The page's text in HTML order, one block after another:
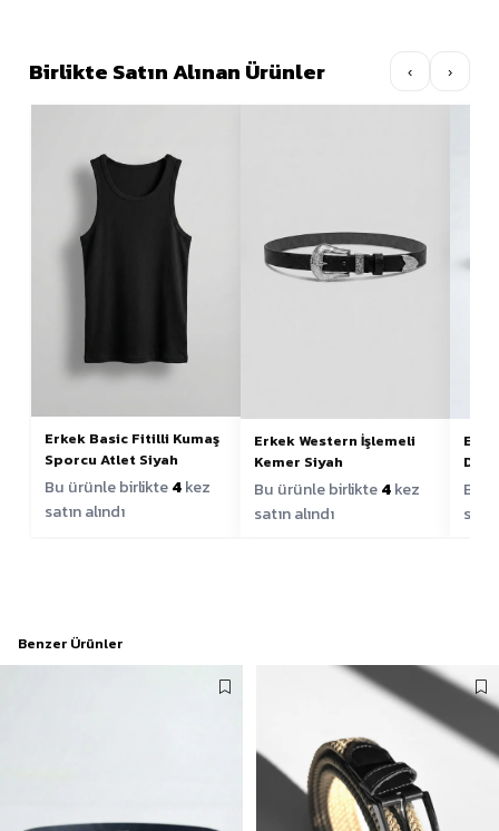
Birlikte Satın Alınan Ürünler ‹ ›
Erkek Basic Fitilli Kumaş
Sporcu Atlet Siyah
Bu ürünle birlikte4kez
satın alındı
Erkek Western İşlemeli
Kemer Siyah
Bu ürünle birlikte4kez
satın alındı
Bu
Benzer Ürünler